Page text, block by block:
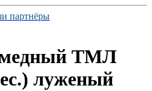
партнёры
медный ТМЛ
луженый